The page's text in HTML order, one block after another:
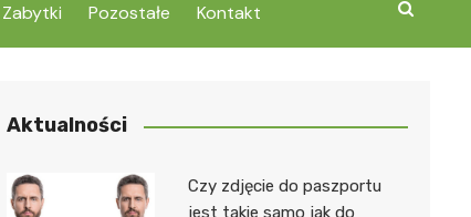
Zabytki Pozostałe Kontakt
Aktualności
Czy zdjęcie do paszportu